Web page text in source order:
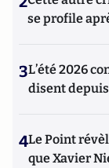
se profile
3L’été 2026
disent
4Le Point
que Xavier